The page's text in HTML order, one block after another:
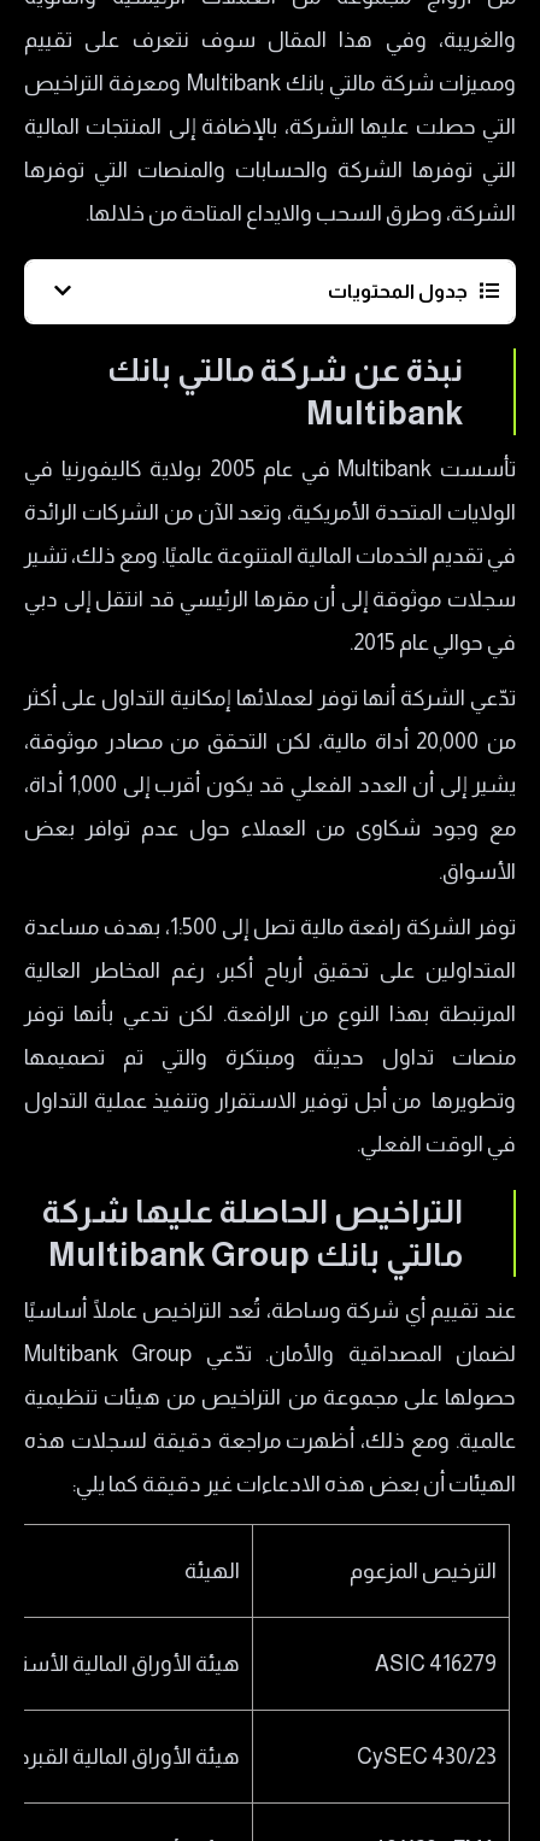
والغريبة، وفي هذا المقال سوف نتعرف على تقييم
ومميزات شركة مالتي بانك Multibank ومعرفة التراخيص
التي حصلت عليها الشركة، بالإضافة إلى المنتجات المالية
التي توفرها الشركة والحسابات والمنصات التي توفرها
الشركة، وطرق السحب والايداع المتاحة من خلالها.
جدول المحتويات
نبذة عن شركة مالتي بانك Multibank
التراخيص الحاصلة عليها شركة مالتي بانك
الأدوات المالية المتاحة لدى شركة ملتي بانك
أنواع الحسابات المتاحة في شركة مالتي بانك
منصات التداول المتاحة من شركة Multibank
منصة MetaTrader 4 (MT4)
منصة MetaTrader 5 (MT5)
التداول الاجتماعي
طرق الايداع و السحب المتاحة في شركة مالتي بانك
هل توفر شركة بونص مالتي بانك؟
طرق التواصل مع شركة Multibank
سلبيات وايجابيات شركة Multibank
هل شركة Multibank نصابة؟
نبذة عن شركة مالتي بانك
Multibank
تأسست Multibank في عام 2005 بولاية كاليفورنيا في
الولايات المتحدة الأمريكية، وتعد الآن من الشركات الرائدة
في تقديم الخدمات المالية المتنوعة عالميًا. ومع ذلك، تشير
سجلات موثوقة إلى أن مقرها الرئيسي قد انتقل إلى دبي
في حوالي عام 2015.
تدّعي الشركة أنها توفر لعملائها إمكانية التداول على أكثر
من 20,000 أداة مالية، لكن التحقق من مصادر موثوقة،
يشير إلى أن العدد الفعلي قد يكون أقرب إلى 1,000 أداة،
مع وجود شكاوى من العملاء حول عدم توافر بعض
الأسواق.
توفر الشركة رافعة مالية تصل إلى 1:500، بهدف مساعدة
المتداولين على تحقيق أرباح أكبر، رغم المخاطر العالية
المرتبطة بهذا النوع من الرافعة. لكن تدعي بأنها توفر
منصات تداول حديثة ومبتكرة والتي تم تصميمها
وتطويرها من أجل توفير الاستقرار وتنفيذ عملية التداول
في الوقت الفعلي.
التراخيص الحاصلة عليها شركة
مالتي بانك Multibank Group
عند تقييم أي شركة وساطة، تُعد التراخيص عاملًا أساسيًا
لضمان المصداقية والأمان. تدّعي Multibank Group
حصولها على مجموعة من التراخيص من هيئات تنظيمية
عالمية. ومع ذلك، أظهرت مراجعة دقيقة لسجلات هذه
الهيئات أن بعض هذه الادعاءات غير دقيقة كما يلي:
الترخيص المزعوم الهيئة
ASIC 416279 هيئة الأوراق المالية
CySEC 430/23 هيئة الأوراق المالية